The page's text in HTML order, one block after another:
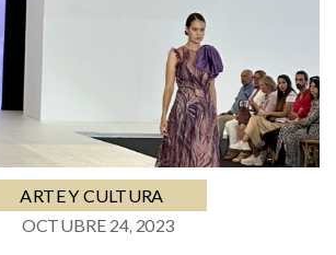
ARTE Y CULTURA
OCTUBRE 24, 2023